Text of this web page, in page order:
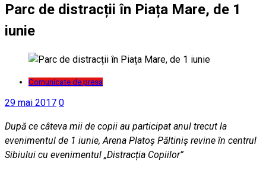
Parc de distracții în Piața Mare, de 1
iunie
Comunicate de presa
29 mai 2017 0
După ce câteva mii de copii au participat anul trecut la
evenimentul de 1 iunie, Arena Platoș Păltiniș revine în centrul
Sibiului cu evenimentul „Distracția Copiilor”